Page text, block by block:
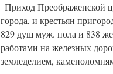
Приход Преображенской
города, и крестьян
829 душ муж. пола и 838
работами на железных
земледелием,